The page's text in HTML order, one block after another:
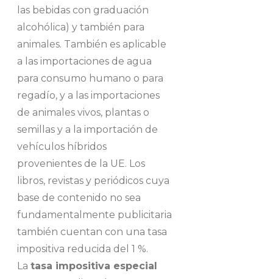
las bebidas con graduación
alcohólica) y también para
animales. También es aplicable
a las importaciones de agua
para consumo humano o para
regadío, y a las importaciones
de animales vivos, plantas o
semillas y a la importación de
vehículos híbridos
provenientes de la UE. Los
libros, revistas y periódicos cuya
base de contenido no sea
fundamentalmente publicitaria
también cuentan con una tasa
impositiva reducida del 1 %.
La tasa impositiva especial